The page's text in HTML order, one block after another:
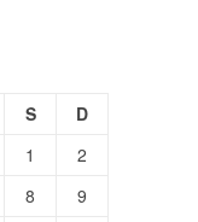
S
D
1
2
8
9